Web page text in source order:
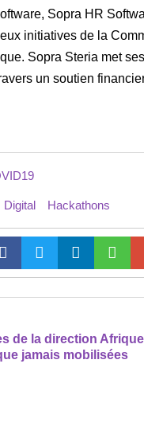
Sopra HR
initiatives de la
Sopra Steria met
un soutien
Digital Hackathons
de la direction
jamais mobilisées